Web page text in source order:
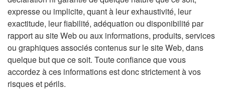
expresse ou implicite, quant à leur exhaustivité, leur
exactitude, leur fiabilité, adéquation ou disponibilité par
rapport au site Web ou aux informations, produits, services
ou graphiques associés contenus sur le site Web, dans
quelque but que ce soit. Toute confiance que vous
accordez à ces informations est donc strictement à vos
risques et périls.